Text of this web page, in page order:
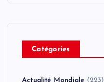
Catégories
Actualité Mondiale (223)